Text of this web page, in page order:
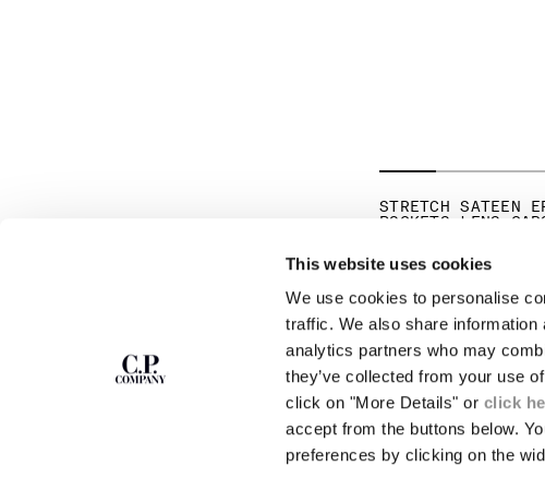
This website uses cookies
We use cookies to personalise
traffic. We also share
analytics partners who may
they’ve collected from your use
click on "More Details" or click
accept from the buttons below.
preferences by clicking on the
STRETCH SATEEN
POCKETS LENS
S'ABONNER À LA
NEWSLETTER
Rejoins notre communauté et accède à des
contenus exclusifs, des avant-premières et des
offres spéciales. Pour toi, 10 % de réduction sur
ABOUT
NOTRE HISTOIRE
TEINTURE EN PIÈCE
DES VÊTEMENTS
CERTIFICATION DES
CARRIÈRES